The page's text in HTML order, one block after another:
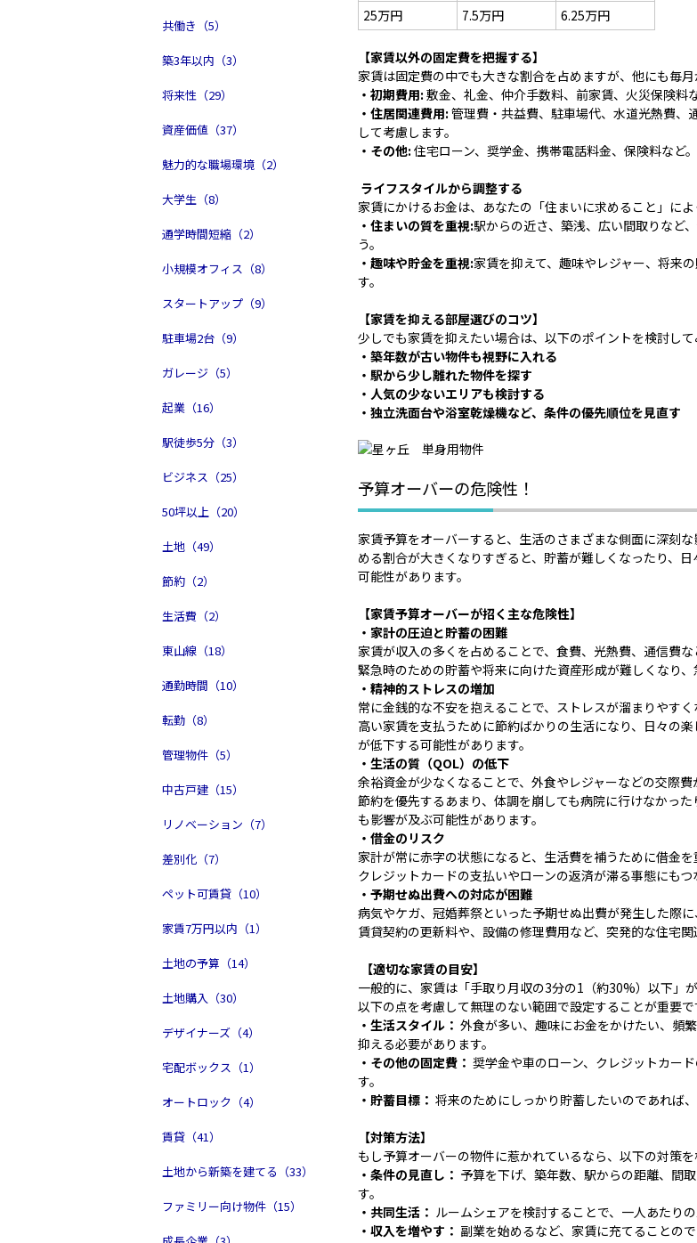
共働き（5）
築3年以内（3）
将来性（29）
資産価値（37）
魅力的な職場環境（2）
大学生（8）
通学時間短縮（2）
小規模オフィス（8）
スタートアップ（9）
駐車場2台（9）
ガレージ（5）
起業（16）
駅徒歩5分（3）
ビジネス（25）
50坪以上（20）
土地（49）
節約（2）
生活費（2）
東山線（18）
通勤時間（10）
転勤（8）
管理物件（5）
中古戸建（15）
リノベーション（7）
差別化（7）
ペット可賃貸（10）
家賃7万円以内（1）
土地の予算（14）
土地購入（30）
デザイナーズ（4）
宅配ボックス（1）
オートロック（4）
賃貸（41）
土地から新築を建てる（33）
ファミリー向け物件（15）
25万円
7.5万円 6.25万円
【家賃以外の固定費を把握する】
家賃は固定費の中でも大きな割合を占めますが、他にも毎
・初期費用: 敷金、礼金、仲介手数料、前家賃、火災保険料
・住居関連費用: 管理費・共益費、駐車場代、水道光熱費、
して考慮します。
・その他: 住宅ローン、奨学金、携帯電話料金、保険料など。
ライフスタイルから調整する
家賃にかけるお金は、あなたの「住まいに求めること」によ
・住まいの質を重視:駅からの近さ、築浅、広い間取りなど
う。
・趣味や貯金を重視:家賃を抑えて、趣味やレジャー、将来
す。
【家賃を抑える部屋選びのコツ】
少しでも家賃を抑えたい場合は、以下のポイントを検討して
・築年数が古い物件も視野に入れる
・駅から少し離れた物件を探す
・人気の少ないエリアも検討する
・独立洗面台や浴室乾燥機など、条件の優先順位を見直す
予算オーバーの危険性！
家賃予算をオーバーすると、生活のさまざまな側面に深刻
める割合が大きくなりすぎると、貯蓄が難しくなったり、
可能性があります。
【家賃予算オーバーが招く主な危険性】
・家計の圧迫と貯蓄の困難
家賃が収入の多くを占めることで、食費、光熱費、通信費
緊急時のための貯蓄や将来に向けた資産形成が難しくなり
・精神的ストレスの増加
常に金銭的な不安を抱えることで、ストレスが溜まりやすく
高い家賃を支払うために節約ばかりの生活になり、日々の
が低下する可能性があります。
・生活の質（QOL）の低下
余裕資金が少なくなることで、外食やレジャーなどの交際
節約を優先するあまり、体調を崩しても病院に行けなかっ
も影響が及ぶ可能性があります。
・借金のリスク
家計が常に赤字の状態になると、生活費を補うために借金を
クレジットカードの支払いやローンの返済が滞る事態にもつ
・予期せぬ出費への対応が困難
病気やケガ、冠婚葬祭といった予期せぬ出費が発生した際に
賃貸契約の更新料や、設備の修理費用など、突発的な住宅
【適切な家賃の目安】
一般的に、家賃は「手取り月収の3分の1（約30%）以下」
以下の点を考慮して無理のない範囲で設定することが重要で
・生活スタイル： 外食が多い、趣味にお金をかけたい、頻
抑える必要があります。
・その他の固定費： 奨学金や車のローン、クレジットカー
す。
・貯蓄目標： 将来のためにしっかり貯蓄したいのであれば
【対策方法】
もし予算オーバーの物件に惹かれているなら、以下の対策を
・条件の見直し： 予算を下げ、築年数、駅からの距離、間
す。
・共同生活： ルームシェアを検討することで、一人あたり
・収入を増やす： 副業を始めるなど、家賃に充てることの